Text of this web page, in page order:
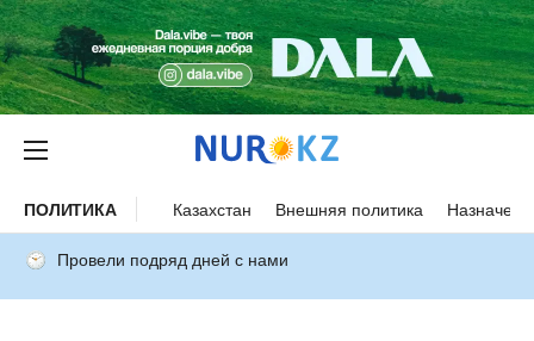
ПОЛИТИКА Казахстан Внешняя политика
Провели подряд дней с нами